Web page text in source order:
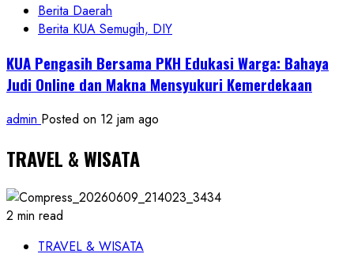
Berita Daerah
Berita KUA Semugih, DIY
KUA Pengasih Bersama PKH Edukasi Warga: Bahaya
Judi Online dan Makna Mensyukuri Kemerdekaan
admin Posted on 12 jam ago
TRAVEL & WISATA
2 min read
TRAVEL & WISATA